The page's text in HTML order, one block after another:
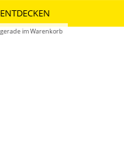
im Warenkorb